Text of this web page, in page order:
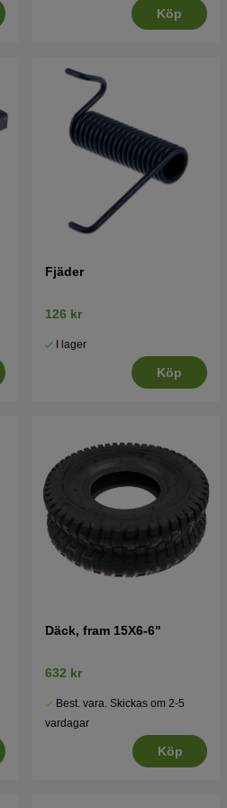
Köp
Fjäder
126 kr
I lager
Köp
Däck, fram 15X6-6"
632 kr
Best. vara. Skickas om 2-5
vardagar
Köp